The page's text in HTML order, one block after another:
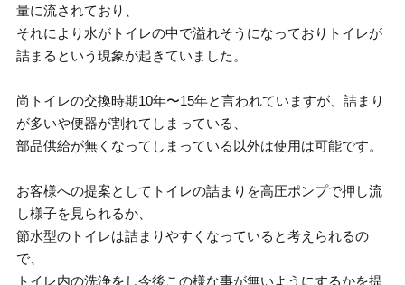
量に流されており、
それにより水がトイレの中で溢れそうになっておりトイレが
詰まるという現象が起きていました。
尚トイレの交換時期10年〜15年と言われていますが、詰まり
が多いや便器が割れてしまっている、
部品供給が無くなってしまっている以外は使用は可能です。
お客様への提案としてトイレの詰まりを高圧ポンプで押し流
し様子を見られるか、
節水型のトイレは詰まりやすくなっていると考えられるの
で、
トイレ内の洗浄をし今後この様な事が無いようにするかを提